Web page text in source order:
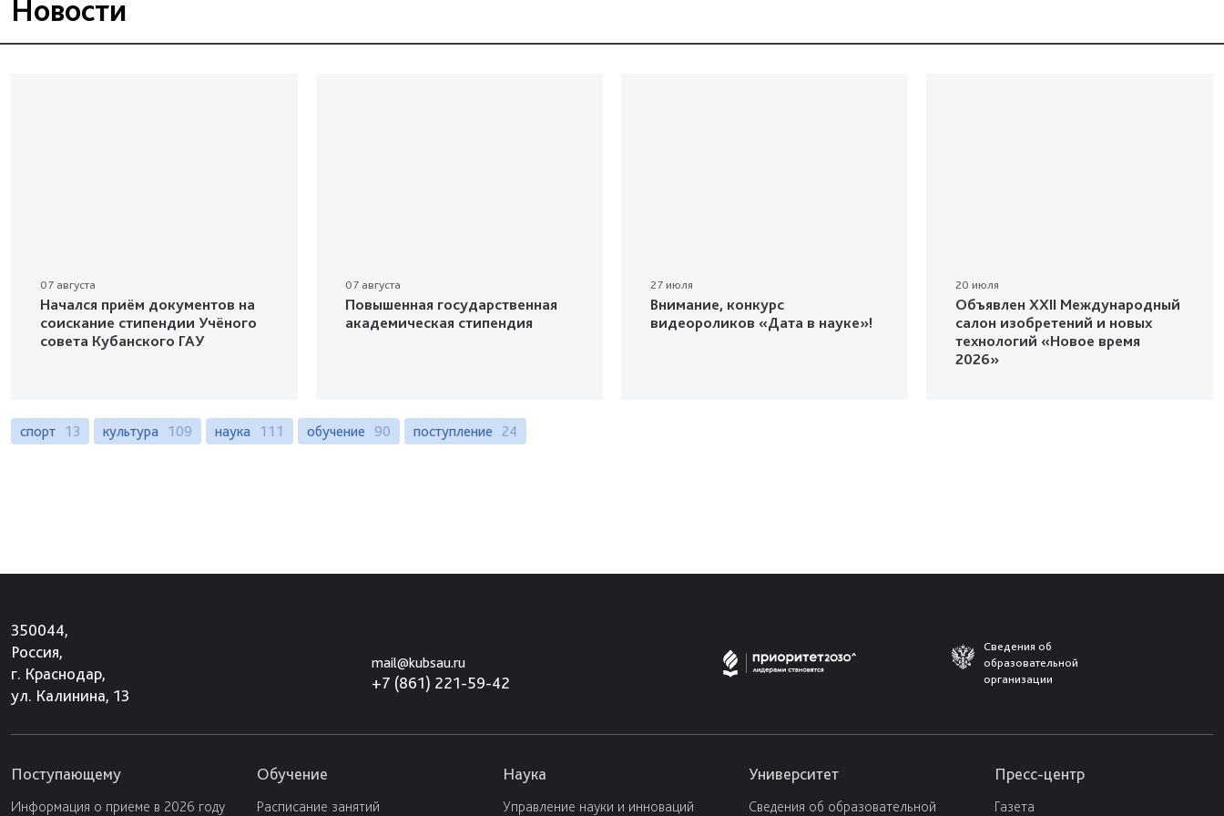
Новости
07 августа
Начался приём документов на
соискание стипендии Учёного
совета Кубанского ГАУ
07 августа
Повышенная государственная
академическая стипендия
27 июля
Внимание, конкурс
видеороликов «Дата в науке»!
20 июля
Объявлен XXII Международный
салон изобретений и новых
технологий «Новое время
2026»
спорт 13 культура 109 наука 111 обучение 90 поступление 24
350044,
Россия,
г. Краснодар,
ул. Калинина, 13
mail@kubsau.ru
+7 (861) 221-59-42
Сведения об
образовательной
организации
Поступающему
Информация о приеме в 2026 году
Обучение
Расписание занятий
Наука
Управление науки и инноваций
Университет
Сведения об образовательной
Пресс-центр
Газета